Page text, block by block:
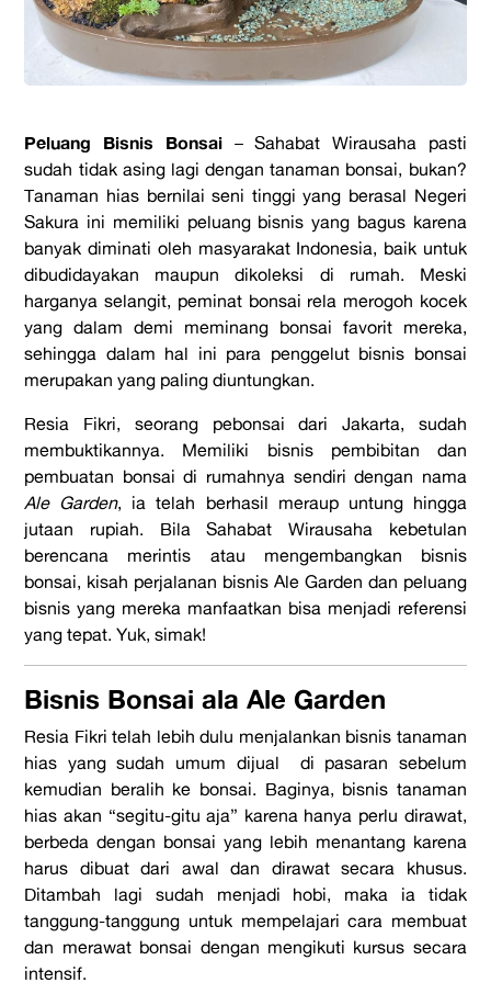
Peluang Bisnis Bonsai – Sahabat Wirausaha pasti
sudah tidak asing lagi dengan tanaman bonsai, bukan?
Tanaman hias bernilai seni tinggi yang berasal Negeri
Sakura ini memiliki peluang bisnis yang bagus karena
banyak diminati oleh masyarakat Indonesia, baik untuk
dibudidayakan maupun dikoleksi di rumah. Meski
harganya selangit, peminat bonsai rela merogoh kocek
yang dalam demi meminang bonsai favorit mereka,
sehingga dalam hal ini para penggelut bisnis bonsai
merupakan yang paling diuntungkan.
Resia Fikri, seorang pebonsai dari Jakarta, sudah
membuktikannya. Memiliki bisnis pembibitan dan
pembuatan bonsai di rumahnya sendiri dengan nama
Ale Garden, ia telah berhasil meraup untung hingga
jutaan rupiah. Bila Sahabat Wirausaha kebetulan
berencana merintis atau mengembangkan bisnis
bonsai, kisah perjalanan bisnis Ale Garden dan peluang
bisnis yang mereka manfaatkan bisa menjadi referensi
yang tepat. Yuk, simak!
Bisnis Bonsai ala Ale Garden
Resia Fikri telah lebih dulu menjalankan bisnis tanaman
hias yang sudah umum dijual di pasaran sebelum
kemudian beralih ke bonsai. Baginya, bisnis tanaman
hias akan “segitu-gitu aja” karena hanya perlu dirawat,
berbeda dengan bonsai yang lebih menantang karena
harus dibuat dari awal dan dirawat secara khusus.
Ditambah lagi sudah menjadi hobi, maka ia tidak
tanggung-tanggung untuk mempelajari cara membuat
dan merawat bonsai dengan mengikuti kursus secara
intensif.